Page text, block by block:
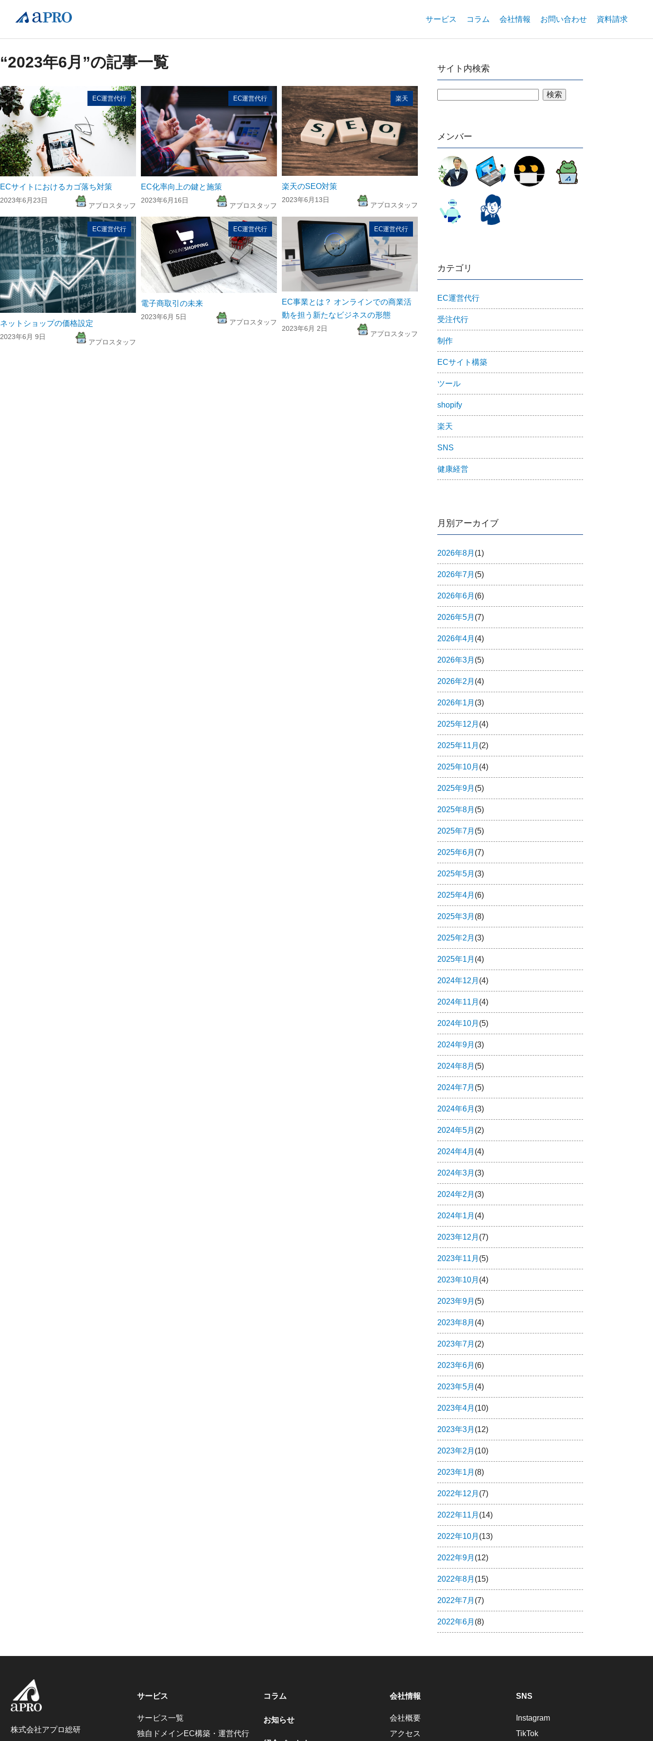
サービス コラム 会社情報 お問い合わせ 資料請求
“2023年6月”の記事一覧
EC運営代行
ECサイトにおけるカゴ落ち対策
2023年6月23日
アプロスタッフ
EC運営代行
EC化率向上の鍵と施策
2023年6月16日
アプロスタッフ
楽天
楽天のSEO対策
2023年6月13日
アプロスタッフ
EC運営代行
ネットショップの価格設定
2023年6月 9日
アプロスタッフ
EC運営代行
電子商取引の未来
2023年6月 5日
アプロスタッフ
EC運営代行
EC事業とは？ オンラインでの商業活
動を担う新たなビジネスの形態
2023年6月 2日
アプロスタッフ
サイト内検索
検索
メンバー
カテゴリ
EC運営代行
受注代行
制作
ECサイト構築
ツール
shopify
楽天
SNS
健康経営
月別アーカイブ
2026年8月 (1)
2026年7月 (5)
2026年6月 (6)
2026年5月 (7)
2026年4月 (4)
2026年3月 (5)
2026年2月 (4)
2026年1月 (3)
2025年12月 (4)
2025年11月 (2)
2025年10月 (4)
2025年9月 (5)
2025年8月 (5)
2025年7月 (5)
2025年6月 (7)
2025年5月 (3)
2025年4月 (6)
2025年3月 (8)
2025年2月 (3)
2025年1月 (4)
2024年12月 (4)
2024年11月 (4)
2024年10月 (5)
2024年9月 (3)
2024年8月 (5)
2024年7月 (5)
2024年6月 (3)
2024年5月 (2)
2024年4月 (4)
2024年3月 (3)
2024年2月 (3)
2024年1月 (4)
2023年12月 (7)
2023年11月 (5)
2023年10月 (4)
2023年9月 (5)
2023年8月 (4)
2023年7月 (2)
2023年6月 (6)
2023年5月 (4)
2023年4月 (10)
2023年3月 (12)
2023年2月 (10)
2023年1月 (8)
2022年12月 (7)
2022年11月 (14)
2022年10月 (13)
2022年9月 (12)
2022年8月 (15)
2022年7月 (7)
2022年6月 (8)
株式会社アプロ総研
サービス
サービス一覧
独自ドメインEC構築・運営代行
コラム
お知らせ
会社情報
会社概要
アクセス
SNS
Instagram
TikTok